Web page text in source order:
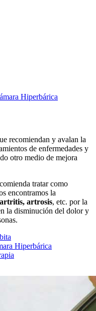
Hiperbárica
recomiendan y avalan la
de enfermedades y
otro medio de mejora
tratar como
encontramos la
artrosis, etc. por la
la disminución del dolor y
Hiperbárica